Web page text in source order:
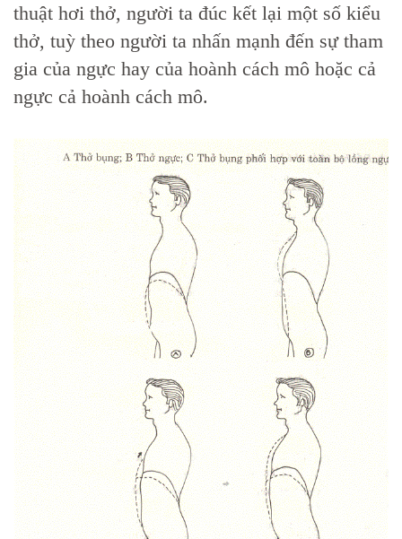
thuật hơi thở, người ta đúc kết lại một số kiểu
thở, tuỳ theo người ta nhấn mạnh đến sự tham
gia của ngực hay của hoành cách mô hoặc cả
ngực cả hoành cách mô.